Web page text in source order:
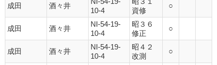
成田 酒々井
10-4
資修
○
成田 酒々井
NI-54-19-
10-4
昭３６
修正
○
成田 酒々井
NI-54-19-
10-4
昭４２
改測
○